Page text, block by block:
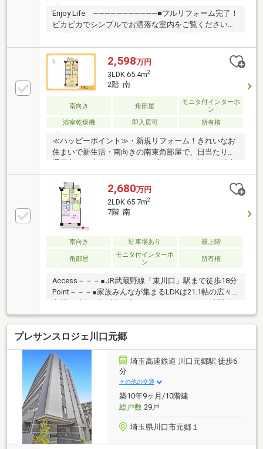
Enjoy Life ―――――――――――■フルリフォーム完了！
ピカピカでシンプルでお洒落な室内をご覧ください。
ください。■大切な家族の一員ペットと暮らせる住空
間が整います。■お仕事帰りのご相談等もご対応でき
ます。（予約制）■家具・雑貨等・空色・空模様等は
一部生成AI画像となります。Support
――――――――――――□住信SBI代理事業 東宝ハウスフ
ィナンシャル（T.sローン）□auじぶん銀行（指定不動
産会社）の優遇金利もご案内♪□365日24時間住まいの
駆付けサービス（3年間無料） □東宝ハウスCLUB アフ
ターサービス 無料
2,598万円
3LDK 65.4m2
2階 南
南向き 角部屋
モニタ付インターホ
ン
浴室乾燥機
即入居可 所有権
≪ハッピーポイント≫・新規リフォーム！きれいなお
住まいで新生活・南向きの南東角部屋で、日当たり・
された設計・ペット飼育可（1住戸2匹まで）≪周辺環
境≫・東川口駅行きバス停歩2分で通勤通学に便利・
身近に生活利便施設が揃い暮らしやすい環境・徒歩3
分…行衛野伝場公園・徒歩7分…保育園・徒歩10分…ウ
エルシア・徒歩13分…ジェーソン東川口店住宅ローン
のご相談もお任せください！多種提携の金融機関か
ら、家賃と比較した無理のない返済プランをご提案い
2,680万円
2LDK 65.7m2
7階 南
南向き 駐車場あり 最上階
角部屋
モニタ付インターホ
ン
所有権
Access－－－●JR武蔵野線「東川口」駅まで徒歩18分
Point－－－●家族みんなが集まるLDKは21.1帖の広々
き●LDKは小上がりスペース付きで様々なシーンに活用
可能●各居室収納付きで住空間もスッキリ●7階角部屋
につき開放感のある住空間●落ち着きと利便性を兼ね
そろえた住環境資料請求・ローン相談大歓迎。見学時
の無料送迎やオンライン見学も承っております。メー
ル（資料請求）またはお電話でお気軽にお問い合わせ
ください。
プレサンスロジェ川口元郷
埼玉高速鉄道 川口元郷駅 徒歩6
分
その他の交通
築10年9ヶ月/10階建
総戸数29戸
埼玉県川口市元郷１